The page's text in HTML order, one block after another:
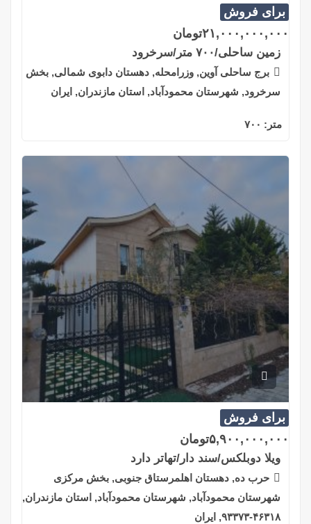
برای فروش
۲۱,۰۰۰,۰۰۰,۰۰۰تومان
زمین ساحلی/۷۰۰ متر/سرخرود
برج ساحلی آوین, وزرامحله, دهستان دابوی شمالی, بخش
سرخرود, شهرستان محمودآباد, استان مازندران, ایران
متر: ۷۰۰
برای فروش
۵,۹۰۰,۰۰۰,۰۰۰تومان
ویلا دوبلکس/سند دار/تهاتر دارد
حرب ده, دهستان اهلمرستاق جنوبی, بخش مرکزی
شهرستان محمودآباد, شهرستان محمودآباد, استان مازندران,
۴۶۳۱۸-۹۳۳۷۳, ایران